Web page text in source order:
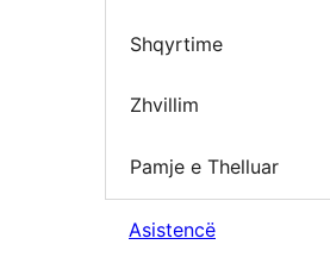
Shqyrtime
Zhvillim
Pamje e Thelluar
Asistencë